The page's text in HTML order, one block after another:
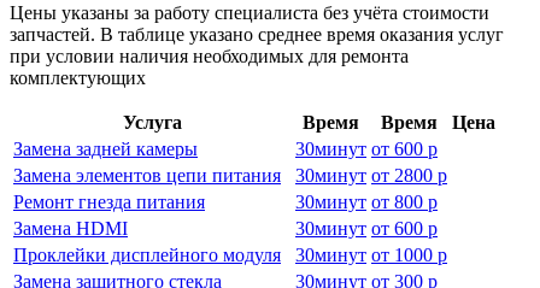
Цены указаны за работу специалиста без учёта стоимости
запчастей. В таблице указано среднее время оказания услуг
при условии наличия необходимых для ремонта
комплектующих
Услуга Время Время
Цена
Замена задней камеры
30минут от 600 р
Замена элементов цепи питания
30минут от 2800 р
Ремонт гнезда питания
30минут от 800 р
Замена HDMI
30минут от 600 р
Проклейки дисплейного модуля
30минут от 1000 р
Замена защитного стекла
30минут от 300 р